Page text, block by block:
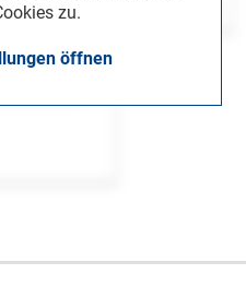
zu.
öffnen